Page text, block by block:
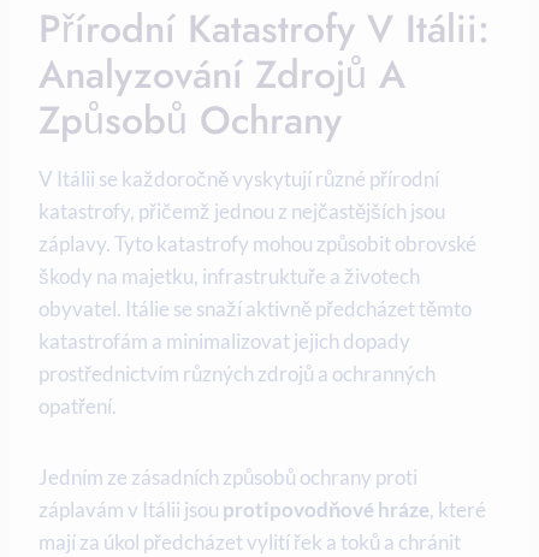
Přírodní Katastrofy V Itálii:
Analyzování Zdrojů A
Způsobů Ochrany
V Itálii se každoročně vyskytují různé přírodní
katastrofy, přičemž jednou z nejčastějších jsou
záplavy. Tyto katastrofy mohou způsobit obrovské
škody na majetku, infrastruktuře a životech
obyvatel. Itálie se snaží aktivně předcházet těmto
katastrofám a minimalizovat jejich dopady
prostřednictvím různých zdrojů a ochranných
opatření.
Jedním ze zásadních způsobů ochrany proti
záplavám v Itálii jsou protipovodňové hráze, které
mají za úkol předcházet vylití řek a toků a chránit